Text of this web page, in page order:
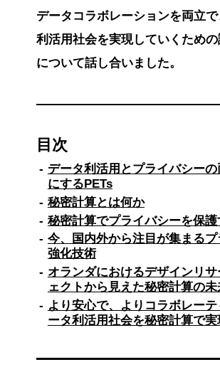
データコラボレーションを両立
利活用社会を実現していくため
について話し合いました。
目次
データ利活用とプライバシー
にするPETs
秘密計算とは何か
秘密計算でプライバシーを保護
今、国内外から注目が集まる
強化技術
オランダにおけるデザインリ
ェクトから見えた秘密計算の未
より安心で、よりコラボレー
ータ利活用社会を秘密計算で実